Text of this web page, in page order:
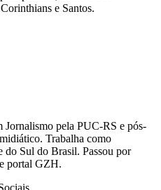
e Santos.
pela PUC-RS e pós-
Trabalha como
do Sul do Brasil. Passou por
portal GZH.